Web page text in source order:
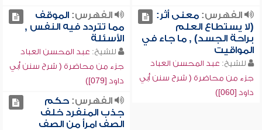
الفهرس:معنى أثر:
(لا يستطاع العلم
براحة الجسد) , ما جاء في
المواقيت
للشيخ: عبد المحسن العباد
جزء من محاضرة ( شرح سنن أبي
داود [060])
الفهرس:الموقف
مما تتردد فيه النفس ,
الأسئلة
للشيخ: عبد المحسن العباد
جزء من محاضرة ( شرح سنن أبي
داود [079])
الفهرس:حكم
جذب المنفرد خلف
الصف امرأ من الصف